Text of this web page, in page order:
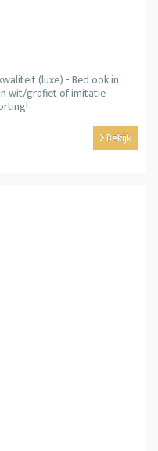
(luxe) - Bed ook in
wit/grafiet of imitatie
Bekijk